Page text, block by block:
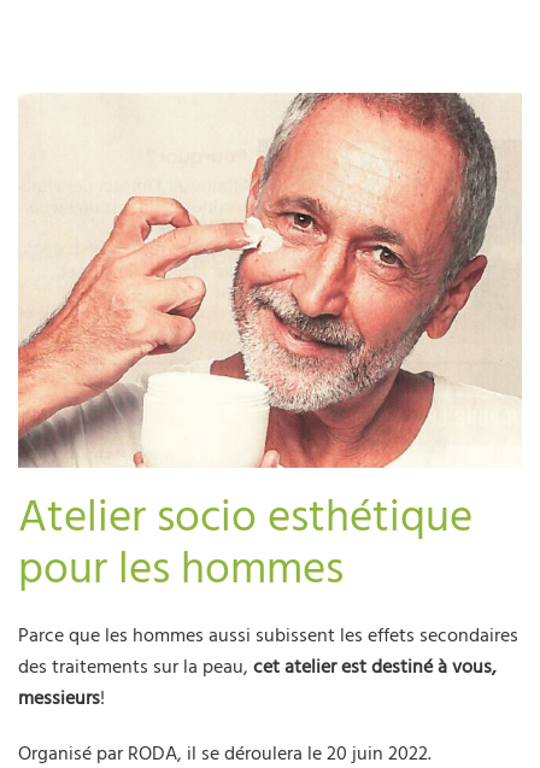
Atelier socio esthétique
pour les hommes
Parce que les hommes aussi subissent les effets secondaires
des traitements sur la peau, cet atelier est destiné à vous,
messieurs!
Organisé par RODA, il se déroulera le 20 juin 2022.